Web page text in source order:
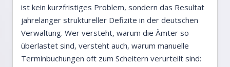
ist kein kurzfristiges Problem, sondern das Resultat
jahrelanger struktureller Defizite in der deutschen
Verwaltung. Wer versteht, warum die Ämter so
überlastet sind, versteht auch, warum manuelle
Terminbuchungen oft zum Scheitern verurteilt sind: